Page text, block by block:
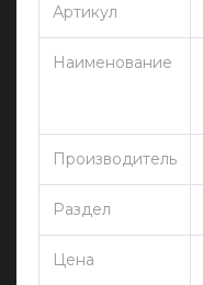
Артикул
Наименование
Производитель
Раздел
Цена